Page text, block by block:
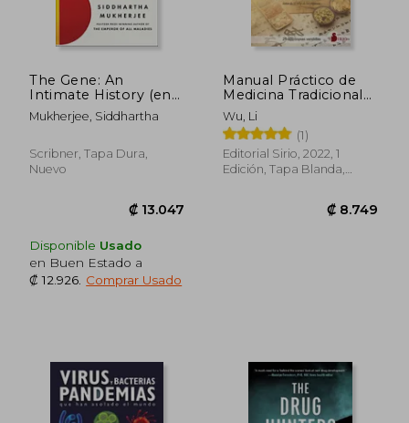
₡ 19.328
The Gene: An
Intimate History (en
Inglés)
Mukherjee, Siddhartha
Scribner, Tapa Dura,
Nuevo
Disponible Usado
en Buen Estado a
₡ 12.926 Comprar Usado
Manual Práctico de
Medicina Tradicional
China Para Cada Día
Wu, Li
(1)
Editorial Sirio, 2022, 1
Edición, Tapa Blanda,